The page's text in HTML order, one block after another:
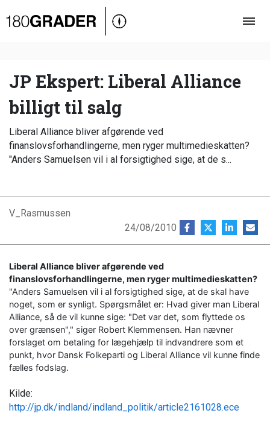
Oversigt
Debat
Video
Podcast
JP Ekspert: Liberal Alliance
billigt til salg
Liberal Alliance bliver afgørende ved
finanslovsforhandlingerne, men ryger multimedieskatten?
"Anders Samuelsen vil i al forsigtighed sige, at de s...
V_Rasmussen
24/08/2010
Liberal Alliance bliver afgørende ved
finanslovsforhandlingerne, men ryger multimedieskatten?
"Anders Samuelsen vil i al forsigtighed sige, at de skal have
noget, som er synligt. Spørgsmålet er: Hvad giver man Liberal
Alliance, så de vil kunne sige: "Det var det, som flyttede os
over grænsen"," siger Robert Klemmensen. Han nævner
forslaget om betaling for lægehjælp til indvandrere som et
punkt, hvor Dansk Folkeparti og Liberal Alliance vil kunne finde
fælles fodslag.
Kilde:
http://jp.dk/indland/indland_politik/article2161028.ece